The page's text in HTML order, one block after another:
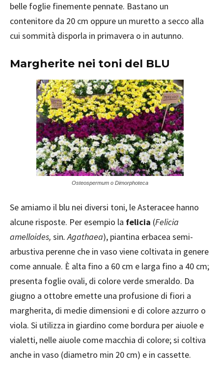
belle foglie finemente pennate. Bastano un
contenitore da 20 cm oppure un muretto a secco alla
cui sommità disporla in primavera o in autunno.
Margherite nei toni del BLU
Osteospermum o Dimorphoteca
Se amiamo il blu nei diversi toni, le Asteracee hanno
alcune risposte. Per esempio la felicia (Felicia
amelloides, sin. Agathaea), piantina erbacea semi-
arbustiva perenne che in vaso viene coltivata in genere
come annuale. È alta fino a 60 cm e larga fino a 40 cm;
presenta foglie ovali, di colore verde smeraldo. Da
giugno a ottobre emette una profusione di fiori a
margherita, di medie dimensioni e di colore azzurro o
viola. Si utilizza in giardino come bordura per aiuole e
vialetti, nelle aiuole come macchia di colore; si coltiva
anche in vaso (diametro min 20 cm) e in cassette.